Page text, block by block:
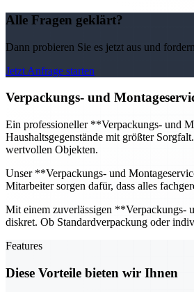
Alle Fragen geklärt?
Dann probieren Sie es jetzt aus und
Jetzt Anfrage starten
Verpackungs- und
Ein professioneller **Verpackungs- und
Haushaltsgegenstände mit größter
wertvollen Objekten.
Unser **Verpackungs- und
Mitarbeiter sorgen dafür, dass alles
Mit einem zuverlässigen **Verpackungs-
diskret. Ob Standardverpackung oder
Features
Diese Vorteile bieten wir Ihnen